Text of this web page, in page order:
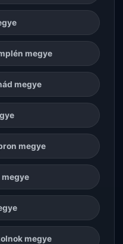
megye
megye
megye
megye